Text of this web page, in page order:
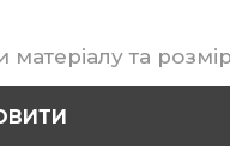
матеріалу та